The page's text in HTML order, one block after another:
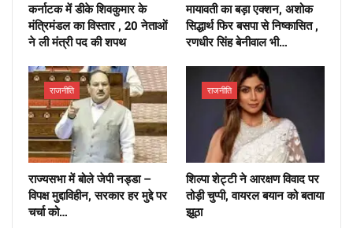
कर्नाटक में डीके शिवकुमार के
मंत्रिमंडल का विस्तार , 20 नेताओं
ने ली मंत्री पद की शपथ
मायावती का बड़ा एक्शन, अशोक
सिद्धार्थ फिर बसपा से निष्कासित ,
रणधीर सिंह बेनीवाल भी…
राजनीति
राज्यसभा में बोले जेपी नड्डा –
विपक्ष मुद्दाविहीन, सरकार हर मुद्दे पर
चर्चा को…
राजनीति
शिल्पा शेट्टी ने आरक्षण विवाद पर
तोड़ी चुप्पी, वायरल बयान को बताया
झूठा